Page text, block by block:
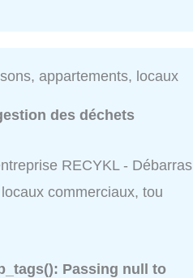
appartements, locaux
des déchets
RECYKL - Débarras
commerciaux, tou
Passing null to